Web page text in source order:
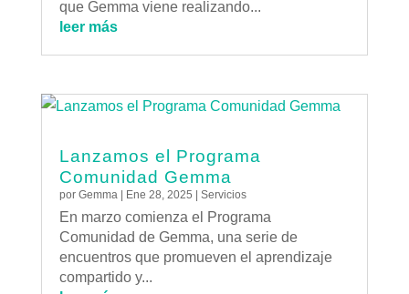
que Gemma viene realizando...
leer más
Lanzamos el Programa
Comunidad Gemma
por Gemma | Ene 28, 2025 | Servicios
En marzo comienza el Programa
Comunidad de Gemma, una serie de
encuentros que promueven el aprendizaje
compartido y...